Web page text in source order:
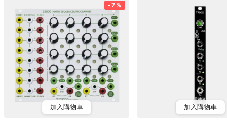
-7%
加入購物車 加入購物車